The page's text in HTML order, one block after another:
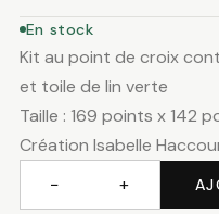
En stock
Kit au point de croix
et toile de lin verte
Taille : 169 points x 142
Création Isabelle
− +